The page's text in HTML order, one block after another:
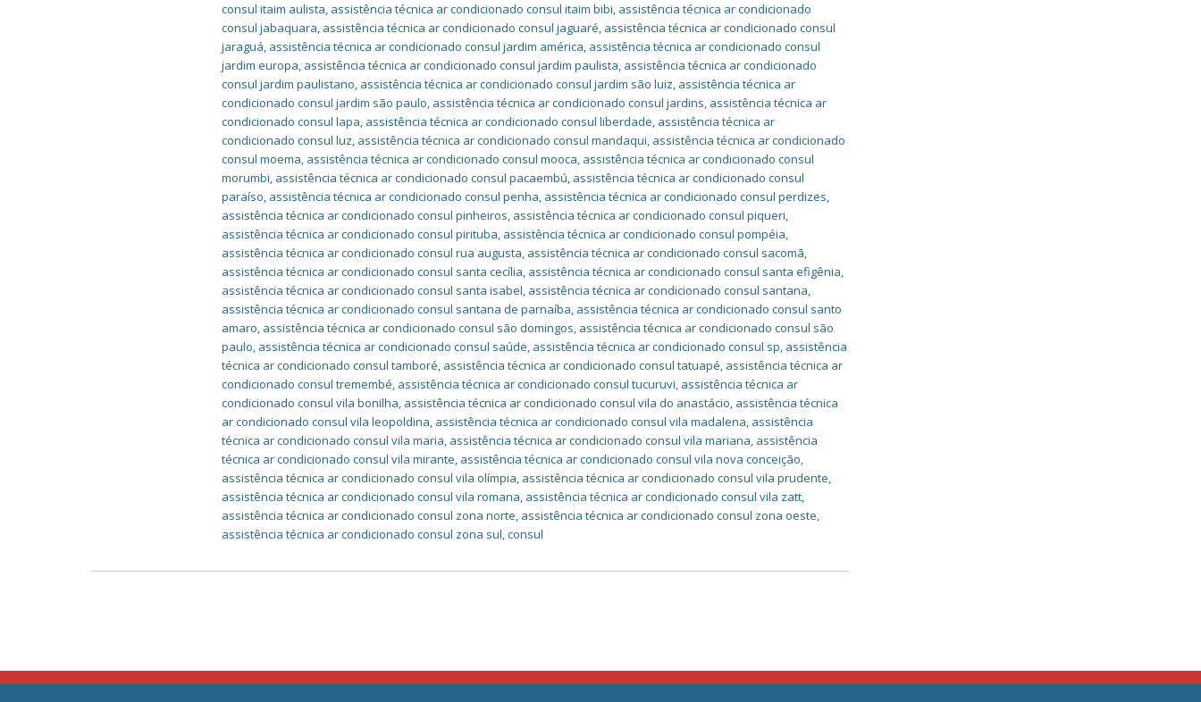
consul itaim aulista, assistência técnica ar condicionado consul itaim bibi, assistência técnica ar condicionado
consul jabaquara, assistência técnica ar condicionado consul jaguaré, assistência técnica ar condicionado consul
jaraguá, assistência técnica ar condicionado consul jardim américa, assistência técnica ar condicionado consul
jardim europa, assistência técnica ar condicionado consul jardim paulista, assistência técnica ar condicionado
consul jardim paulistano, assistência técnica ar condicionado consul jardim são luiz, assistência técnica ar
condicionado consul jardim são paulo, assistência técnica ar condicionado consul jardins, assistência técnica ar
condicionado consul lapa, assistência técnica ar condicionado consul liberdade, assistência técnica ar
condicionado consul luz, assistência técnica ar condicionado consul mandaqui, assistência técnica ar condicionado
consul moema, assistência técnica ar condicionado consul mooca, assistência técnica ar condicionado consul
morumbi, assistência técnica ar condicionado consul pacaembú, assistência técnica ar condicionado consul
paraíso, assistência técnica ar condicionado consul penha, assistência técnica ar condicionado consul perdizes,
assistência técnica ar condicionado consul pinheiros, assistência técnica ar condicionado consul piqueri,
assistência técnica ar condicionado consul pirituba, assistência técnica ar condicionado consul pompéia,
assistência técnica ar condicionado consul rua augusta, assistência técnica ar condicionado consul sacomã,
assistência técnica ar condicionado consul santa cecília, assistência técnica ar condicionado consul santa efigênia,
assistência técnica ar condicionado consul santa isabel, assistência técnica ar condicionado consul santana,
assistência técnica ar condicionado consul santana de parnaíba, assistência técnica ar condicionado consul santo
amaro, assistência técnica ar condicionado consul são domingos, assistência técnica ar condicionado consul são
paulo, assistência técnica ar condicionado consul saúde, assistência técnica ar condicionado consul sp, assistência
técnica ar condicionado consul tamboré, assistência técnica ar condicionado consul tatuapé, assistência técnica ar
condicionado consul tremembé, assistência técnica ar condicionado consul tucuruvi, assistência técnica ar
condicionado consul vila bonilha, assistência técnica ar condicionado consul vila do anastácio, assistência técnica
ar condicionado consul vila leopoldina, assistência técnica ar condicionado consul vila madalena, assistência
técnica ar condicionado consul vila maria, assistência técnica ar condicionado consul vila mariana, assistência
técnica ar condicionado consul vila mirante, assistência técnica ar condicionado consul vila nova conceição,
assistência técnica ar condicionado consul vila olímpia, assistência técnica ar condicionado consul vila prudente,
assistência técnica ar condicionado consul vila romana, assistência técnica ar condicionado consul vila zatt,
assistência técnica ar condicionado consul zona norte, assistência técnica ar condicionado consul zona oeste,
assistência técnica ar condicionado consul zona sul,consul